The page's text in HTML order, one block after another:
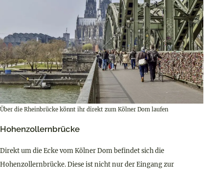
Über die Rheinbrücke könnt ihr direkt zum Kölner Dom laufen
Hohenzollernbrücke
Direkt um die Ecke vom Kölner Dom befindet sich die
Hohenzollernbrücke. Diese ist nicht nur der Eingang zur